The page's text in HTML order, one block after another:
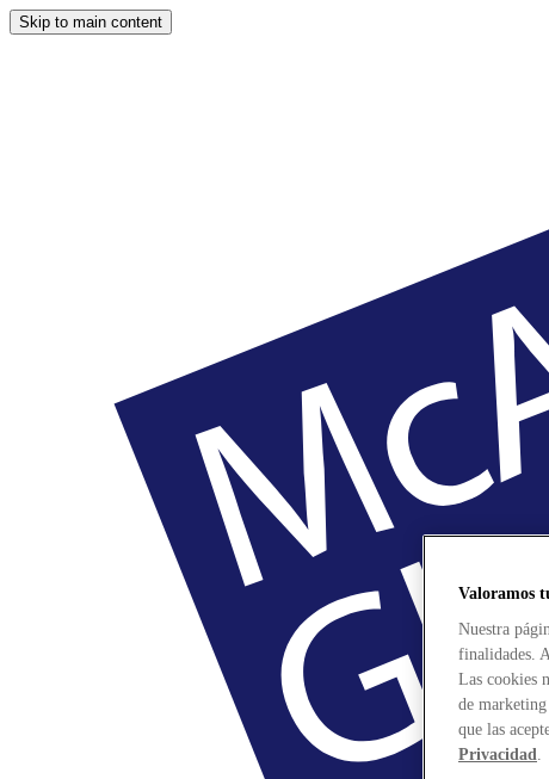
Skip to main content
Valoramos
Nuestra
finalidades.
Las cookies
de marketing
que las
Privacidad.